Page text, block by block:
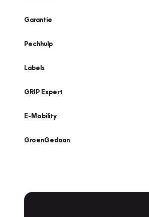
Garantie
Pechhulp
Labels
GRIP Expert
E-Mobility
GroenGedaan